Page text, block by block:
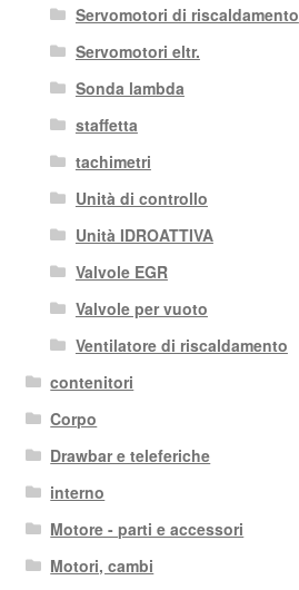
Servomotori di riscaldamento
Servomotori eltr.
Sonda lambda
staffetta
tachimetri
Unità di controllo
Unità IDROATTIVA
Valvole EGR
Valvole per vuoto
Ventilatore di riscaldamento
contenitori
Corpo
Drawbar e teleferiche
interno
Motore - parti e accessori
Motori, cambi